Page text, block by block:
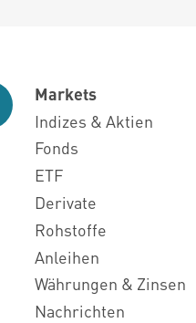
Markets
Indizes & Aktien
Fonds
ETF
Derivate
Rohstoffe
Anleihen
Währungen & Zinsen
Nachrichten